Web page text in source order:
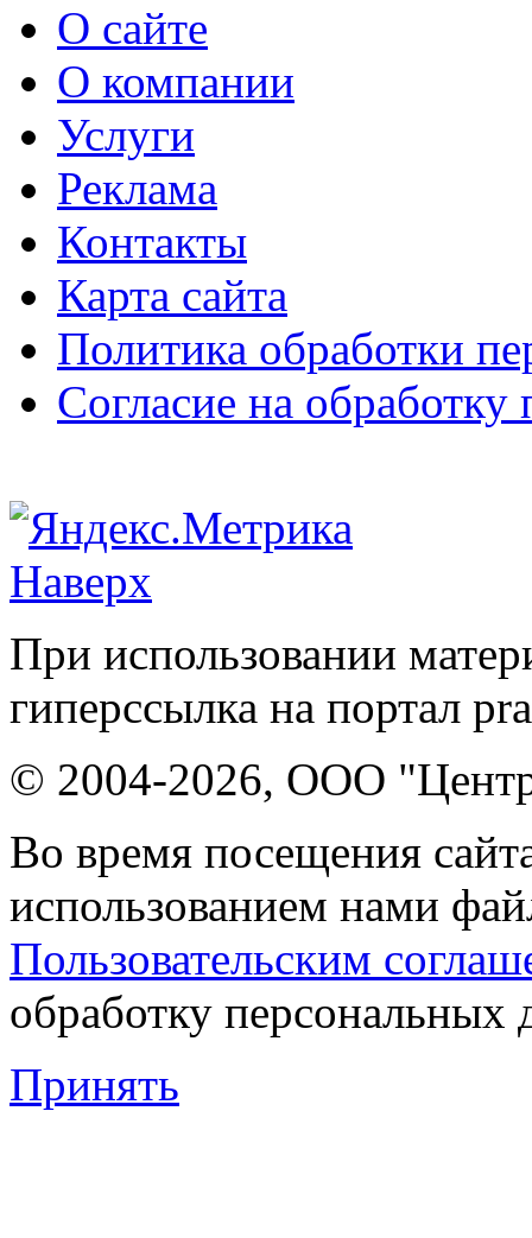
О сайте
О компании
Услуги
Реклама
Контакты
Карта сайта
Политика обработки
Согласие на
Наверх
При использовании
гиперссылка на портал
© 2004-2026, ООО "Центр
Во время посещения
использованием нами
Пользовательским
обработку персональных
Принять